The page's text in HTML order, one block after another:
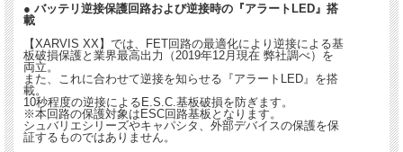
● バッテリ逆接保護回路および逆接時の『アラートLED』搭
載
【XARVIS XX】では、FET回路の最適化により逆接による基
板破損保護と業界最高出力（2019年12月現在 弊社調べ）を
両立。
また、これに合わせて逆接を知らせる『アラートLED』を搭
載。
10秒程度の逆接によるE.S.C.基板破損を防ぎます。
※本回路の保護対象はESC回路基板となります。
シュバリエシリーズやキャパシタ、外部デバイスの保護を保
証するものではありません。